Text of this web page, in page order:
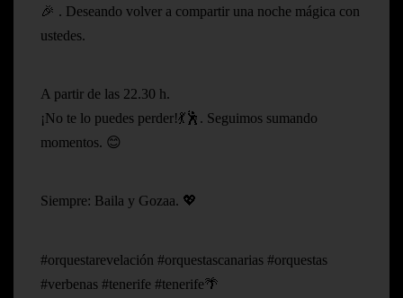
🎉 . Deseando volver a compartir una noche mágica con
ustedes.
A partir de las 22.30 h.
¡No te lo puedes perder!💃🕺. Seguimos sumando
momentos. 😊
Siempre: Baila y Gozaa. 💖
#orquestarevelación #orquestascanarias #orquestas
#verbenas #tenerife #tenerife🌴